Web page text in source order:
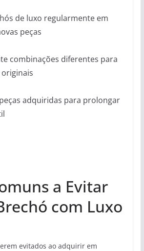
de luxo regularmente em
peças
combinações diferentes para
adquiridas para prolongar
a Evitar
com Luxo
evitados ao adquirir em